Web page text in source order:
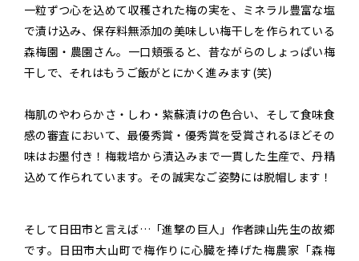
一粒ずつ心を込めて収穫された梅の実を、ミネラル豊富な塩
で漬け込み、保存料無添加の美味しい梅干しを作られている
森梅園・農園さん。一口頬張ると、昔ながらのしょっぱい梅
干しで、それはもうご飯がとにかく進みます(笑)
梅肌のやわらかさ・しわ・紫蘇漬けの色合い、そして食味食
感の審査において、最優秀賞・優秀賞を受賞されるほどその
味はお墨付き！梅栽培から漬込みまで一貫した生産で、丹精
込めて作られています。その誠実なご姿勢には脱帽します！
そして日田市と言えば…「進撃の巨人」作者諫山先生の故郷
です。日田市大山町で梅作りに心臓を捧げた梅農家「森梅